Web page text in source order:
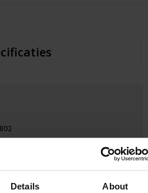
Details About